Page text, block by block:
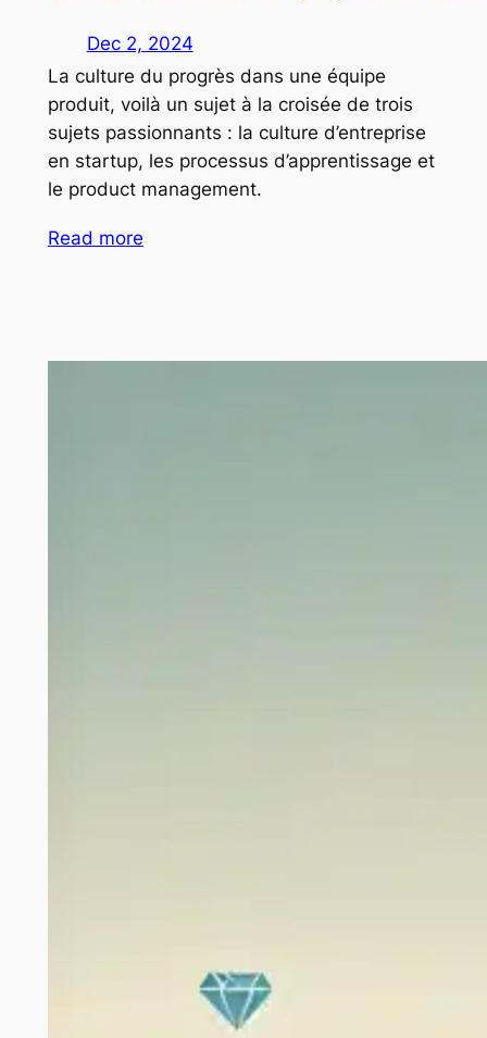
Dec 2, 2024
La culture du progrès dans une équipe
produit, voilà un sujet à la croisée de trois
sujets passionnants : la culture d’entreprise
en startup, les processus d’apprentissage et
le product management.
Read more